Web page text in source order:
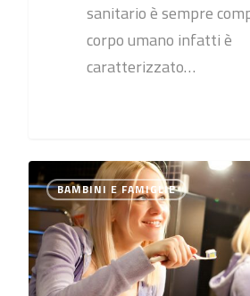
sanitario è sempre
corpo umano infatti è
caratterizzato…
BAMBINI E FAMIGLIE 0